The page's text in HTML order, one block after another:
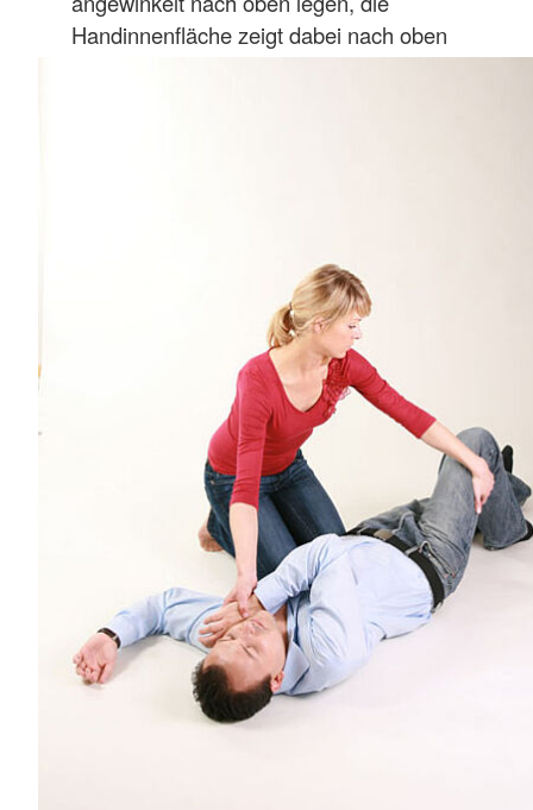
Handinnenfläche zeigt dabei nach oben